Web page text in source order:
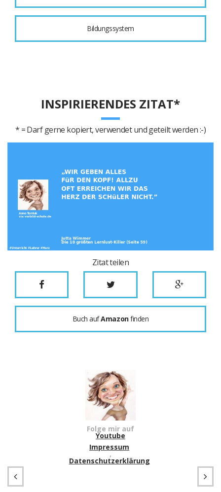
Bildungssystem
INSPIRIERENDES ZITAT*
* = Darf gerne kopiert, verwendet und geteilt werden :-)
Zitat teilen
Buch aufAmazonfinden
Folge mir auf
Youtube
Impressum
,
Datenschutzerklärung